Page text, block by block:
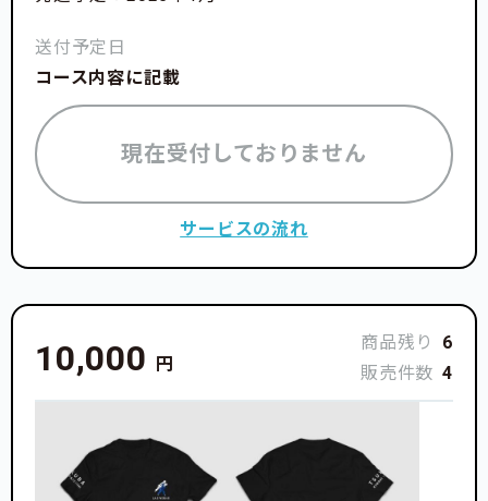
送付予定日
コース内容に記載
現在受付しておりません
サービスの流れ
10,000 円
商品残り
6
販売件数 4